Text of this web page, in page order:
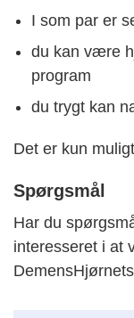
I som par er
du kan være
program
du trygt kan
Det er kun
Spørgsmål
Har du
interesseret i at